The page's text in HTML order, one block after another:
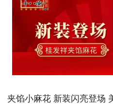
夹馅小麻花 新装闪亮登场